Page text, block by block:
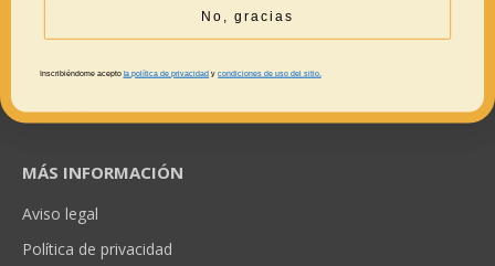
Tienda
Conócenos
Contacto
MÁS INFORMACIÓN
Aviso legal
Política de privacidad
No, gracias
Inscribiéndome acepto la política de privacidad ycondiciones de uso del sitio.